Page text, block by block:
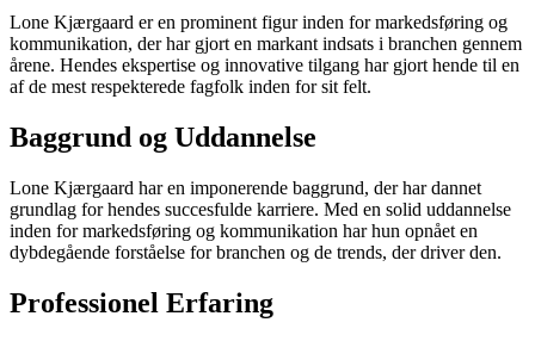
Lone Kjærgaard er en prominent figur inden for markedsføring og
kommunikation, der har gjort en markant indsats i branchen gennem
årene. Hendes ekspertise og innovative tilgang har gjort hende til en
af de mest respekterede fagfolk inden for sit felt.
Baggrund og Uddannelse
Lone Kjærgaard har en imponerende baggrund, der har dannet
grundlag for hendes succesfulde karriere. Med en solid uddannelse
inden for markedsføring og kommunikation har hun opnået en
dybdegående forståelse for branchen og de trends, der driver den.
Professionel Erfaring